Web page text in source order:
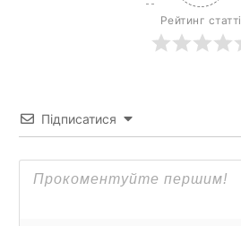
Рейтинг статті
Підписатися